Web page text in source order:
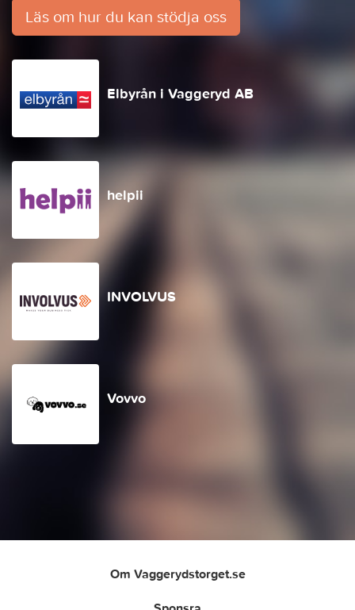
Läs om hur du kan stödja oss
Elbyrån i Vaggeryd AB
helpii
INVOLVUS
Vovvo
Om Vaggerydstorget.se